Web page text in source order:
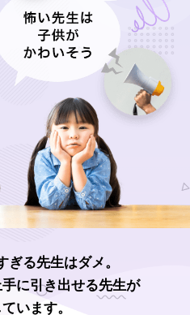
る先生はダメ。
に引き出せる先生が
います。